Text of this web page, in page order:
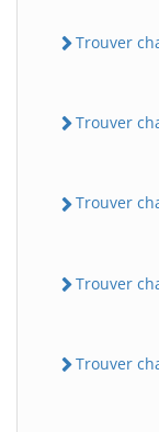
Trouver
Trouver
Trouver
Trouver
Trouver